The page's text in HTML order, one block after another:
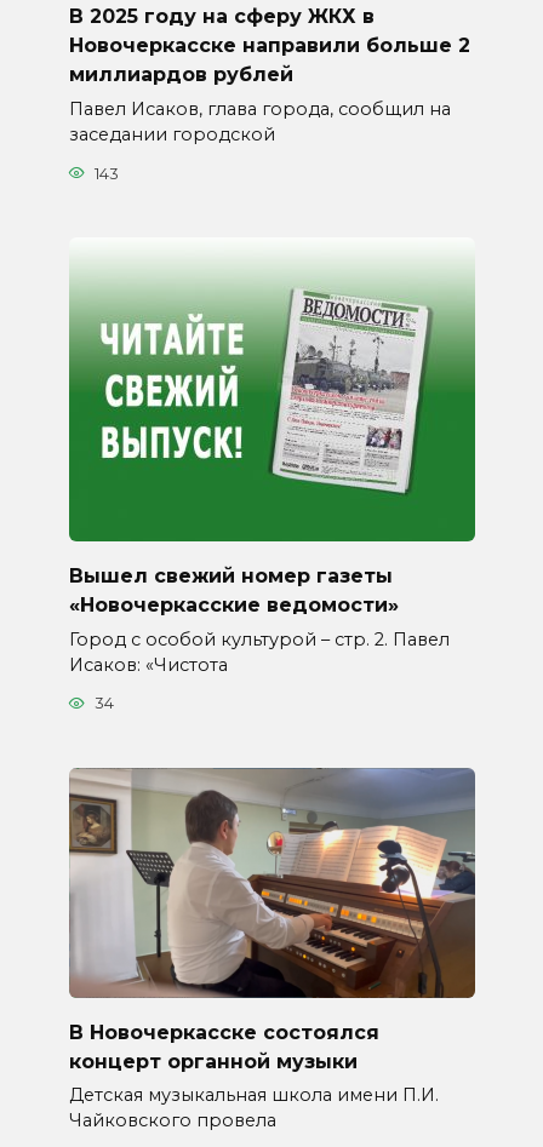
В 2025 году на сферу ЖКХ в
Новочеркасске направили больше 2
миллиардов рублей
Павел Исаков, глава города, сообщил на
заседании городской
143
Вышел свежий номер газеты
«Новочеркасские ведомости»
Город с особой культурой – стр. 2. Павел
Исаков: «Чистота
34
В Новочеркасске состоялся
концерт органной музыки
Детская музыкальная школа имени П.И.
Чайковского провела